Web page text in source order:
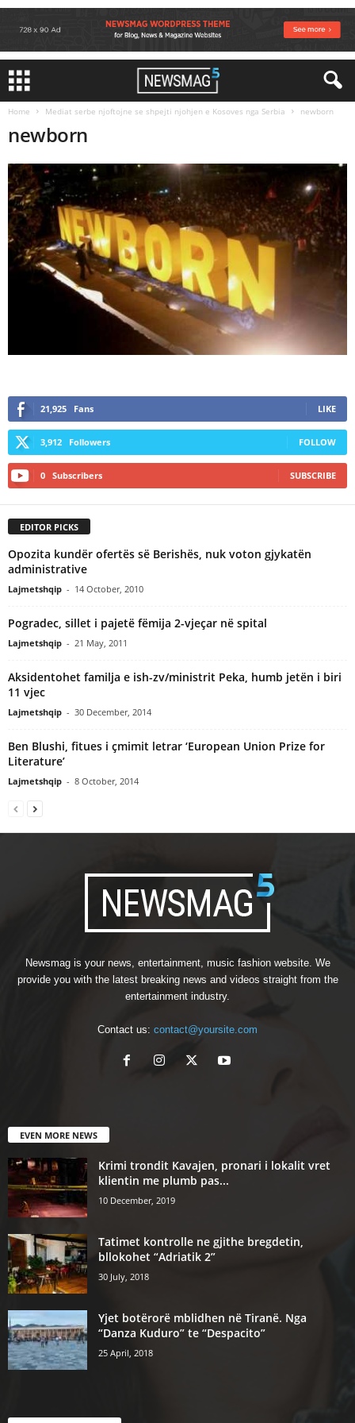
Home Mediat serbe njoftojne se shpejti njohjen e Kosoves nga Serbia newborn
newborn
21,925 Fans LIKE
3,912 Followers FOLLOW
0 Subscribers SUBSCRIBE
EDITOR PICKS
Opozita kundër ofertës së Berishës, nuk voton gjykatën
administrative
Lajmetshqip - 14 October, 2010
Pogradec, sillet i pajetë fëmija 2-vjeçar në spital
Lajmetshqip - 21 May, 2011
Aksidentohet familja e ish-zv/ministrit Peka, humb jetën i biri
11 vjec
Lajmetshqip - 30 December, 2014
Ben Blushi, fitues i çmimit letrar ‘European Union Prize for
Literature’
Lajmetshqip - 8 October, 2014
Newsmag is your news, entertainment, music fashion website. We
provide you with the latest breaking news and videos straight from the
entertainment industry.
Contact us: contact@yoursite.com
EVEN MORE NEWS
Krimi trondit Kavajen, pronari i lokalit vret
klientin me plumb pas...
10 December, 2019
Tatimet kontrolle ne gjithe bregdetin,
bllokohet “Adriatik 2”
30 July, 2018
Yjet botërorë mblidhen në Tiranë. Nga
“Danza Kuduro” te “Despacito”
25 April, 2018